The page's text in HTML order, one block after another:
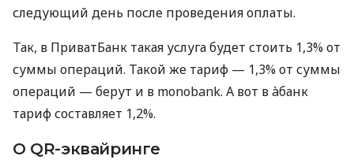
следующий день после проведения оплаты.
Так, в ПриватБанк такая услуга будет стоить 1,3% от
суммы операций. Такой же тариф — 1,3% от суммы
операций — берут и в monobank. А вот в àбанк
тариф составляет 1,2%.
О QR-эквайринге